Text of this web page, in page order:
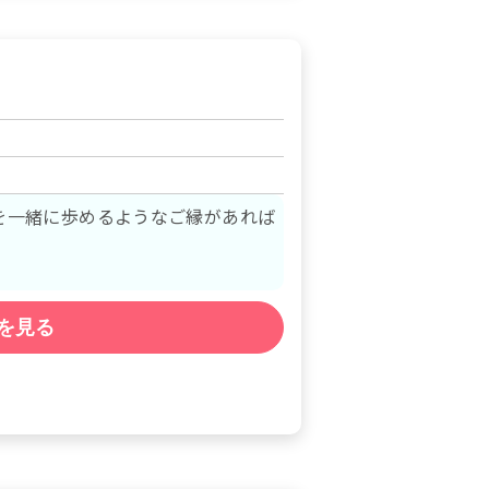
緒に歩めるようなご縁があれば
見る